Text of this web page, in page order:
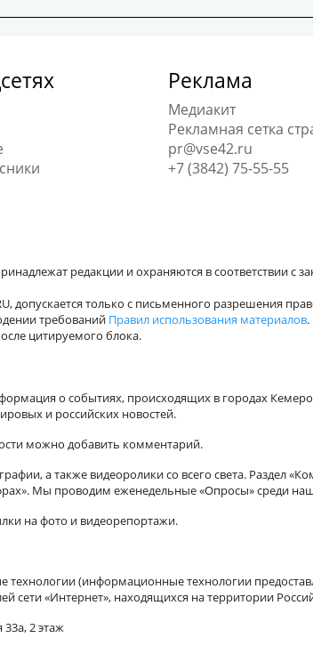
Реклама
Медиакит
Рекламная сетка
pr@vse42.ru
+7 (3842) 75-55-55
редакции и охраняются в соответствии с
допускается только с письменного разрешения
требований Правил использования материалов
цитируемого блока.
о событиях, происходящих в городах
и российских новостей.
можно добавить комментарий.
а также видеоролики со всего света. Раздел
Мы проводим еженедельные «Опросы» среди
на фото и видеорепортажи.
(информационные технологии
сети «Интернет», находящихся на территории
33а, 2 этаж